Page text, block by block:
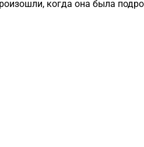
когда она была